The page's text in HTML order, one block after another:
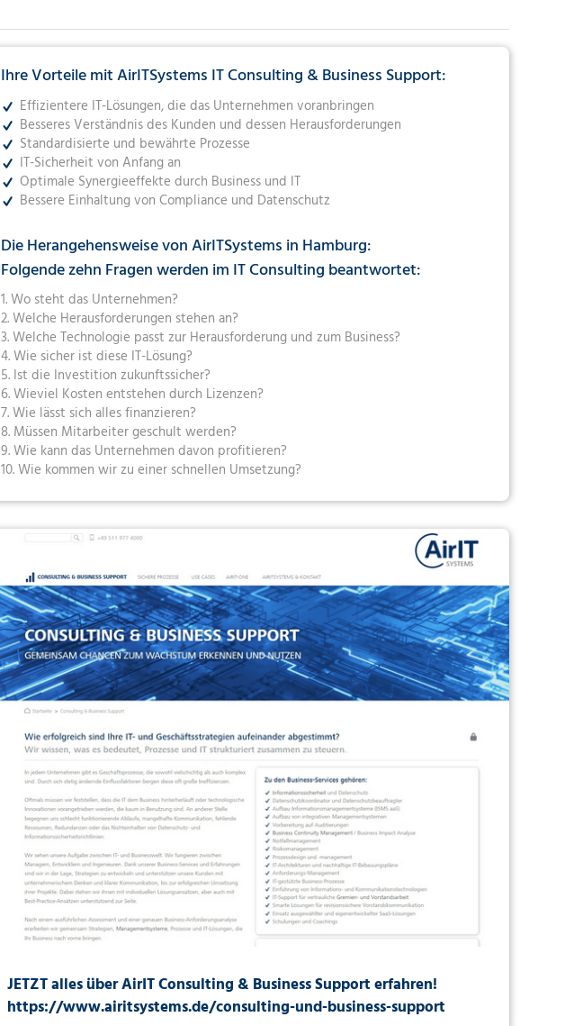
MANAGED-SERVICES-DÜSSELDORF
MANAGED-SERVICES-HAMBURG
NETZWERKE-HAMBURG
IT-INFRASTRUKTUR-DRESDEN
IT-SICHERHEIT-DRESDEN
MANAGED-SERVICES-DRESDEN
NETZWERKE-DRESDEN
Ihre Vorteile mit AirITSystems IT Consulting & Business Support:
Effizientere IT-Lösungen, die das Unternehmen voranbringen
Besseres Verständnis des Kunden und dessen Herausforderungen
Standardisierte und bewährte Prozesse
IT-Sicherheit von Anfang an
Optimale Synergieeffekte durch Business und IT
Bessere Einhaltung von Compliance und Datenschutz
Die Herangehensweise von AirITSystems in Hamburg:
Folgende zehn Fragen werden im IT Consulting beantwortet:
1. Wo steht das Unternehmen?
2. Welche Herausforderungen stehen an?
3. Welche Technologie passt zur Herausforderung und zum Business?
4. Wie sicher ist diese IT-Lösung?
5. Ist die Investition zukunftssicher?
6. Wieviel Kosten entstehen durch Lizenzen?
7. Wie lässt sich alles finanzieren?
8. Müssen Mitarbeiter geschult werden?
9. Wie kann das Unternehmen davon profitieren?
10. Wie kommen wir zu einer schnellen Umsetzung?
JETZT alles über AirITConsulting &Business Support erfahren!
https://www.airitsystems.de/consulting-und-business-support